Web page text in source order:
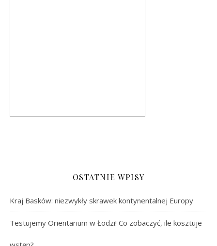
OSTATNIE WPISY
Kraj Basków: niezwykły skrawek kontynentalnej Europy
Testujemy Orientarium w Łodzi! Co zobaczyć, ile kosztuje